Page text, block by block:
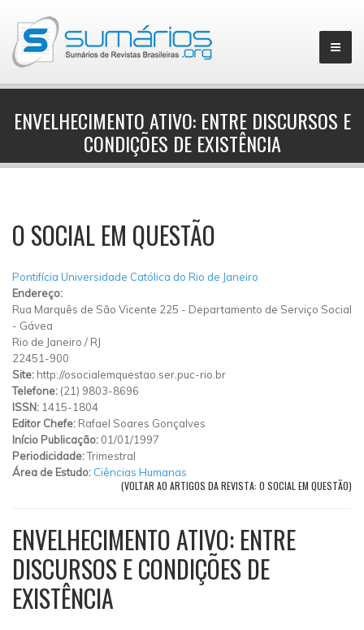
ENVELHECIMENTO ATIVO: ENTRE DISCURSOS E
CONDIÇÕES DE EXISTÊNCIA
O SOCIAL EM QUESTÃO
Pontifícia Universidade Católica do Rio de Janeiro
Endereço:
Rua Marquês de São Vicente 225 - Departamento de Serviço Social
- Gávea
Rio de Janeiro / RJ
22451-900
Site: http://osocialemquestao.ser.puc-rio.br
Telefone: (21) 9803-8696
ISSN: 1415-1804
Editor Chefe: Rafael Soares Gonçalves
Início Publicação: 01/01/1997
Periodicidade:Trimestral
Área de Estudo: Ciências Humanas
(VOLTAR AO ARTIGOS DA REVISTA: O SOCIAL EM QUESTÃO)
ENVELHECIMENTO ATIVO: ENTRE
DISCURSOS E CONDIÇÕES DE
EXISTÊNCIA